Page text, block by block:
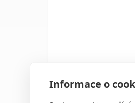
Informace o